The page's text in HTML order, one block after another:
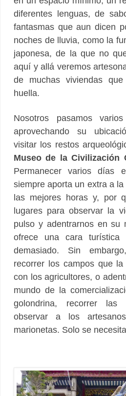
diferentes lenguas, de
fantasmas que aun dicen
noches de lluvia, como la
japonesa, de la que no
aquí y allá veremos
de muchas viviendas
huella.
Nosotros pasamos
aprovechando su
visitar los restos
Museo de la Civilización
Permanecer varios días
siempre aporta un extra a
las mejores horas y, por
lugares para observar la
pulso y adentrarnos en su
ofrece una cara
demasiado. Sin
recorrer los campos que
con los agricultores, o
mundo de la
golondrina, recorrer
observar a los
marionetas. Solo se